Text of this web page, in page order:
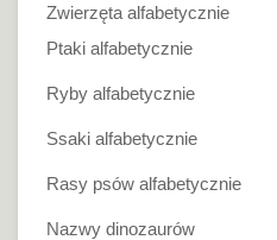
Zwierzęta alfabetycznie
Ptaki alfabetycznie
Ryby alfabetycznie
Ssaki alfabetycznie
Rasy psów alfabetycznie
Nazwy dinozaurów